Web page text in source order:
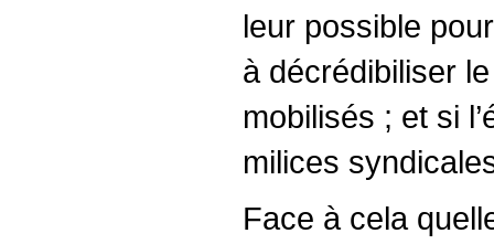
leur possible
à décrédibiliser
mobilisés ; et si
milices
Face à cela